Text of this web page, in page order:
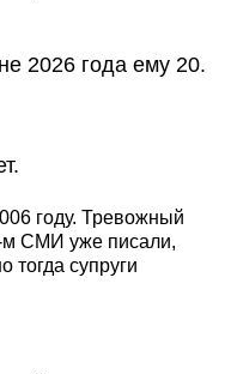
2026 года ему 20.
году. Тревожный
м СМИ уже писали,
тогда супруги